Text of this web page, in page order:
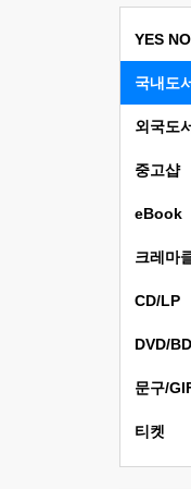
YES
국내도서
외국도서
중고샵
eBook
크레마
CD/LP
DVD/BD
문구/
티켓